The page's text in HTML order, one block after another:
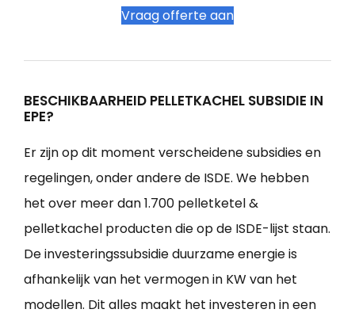
Vraag offerte aan
BESCHIKBAARHEID PELLETKACHEL SUBSIDIE IN
EPE?
Er zijn op dit moment verscheidene subsidies en
regelingen, onder andere de ISDE. We hebben
het over meer dan 1.700 pelletketel &
pelletkachel producten die op de ISDE-lijst staan.
De investeringssubsidie duurzame energie is
afhankelijk van het vermogen in KW van het
modellen. Dit alles maakt het investeren in een